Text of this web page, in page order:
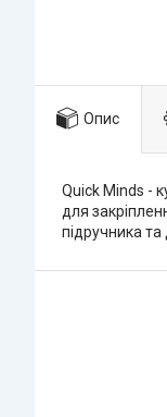
Опис
Quick Minds -
для
підручника